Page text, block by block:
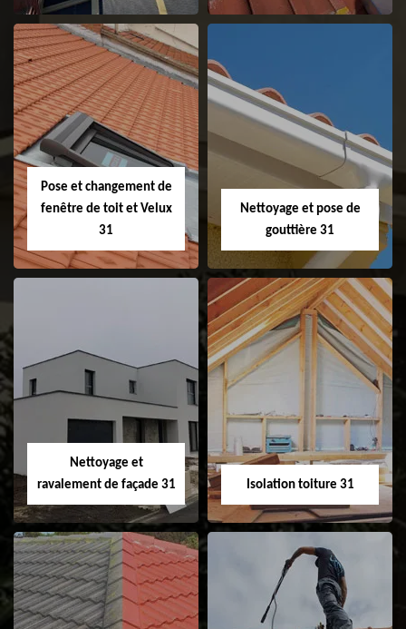
Couvreur 31
Etanchéité de
faitage et faitière
31
Pose et changement de
fenêtre de toit et Velux
31
Pose et
changement de
fenêtre de toit et
Velux 31
Nettoyage et pose de
gouttière 31
Nettoyage et pose
Nettoyage et
ravalement de façade 31
Nettoyage et
Isolation toiture 31
Isolation toiture 31